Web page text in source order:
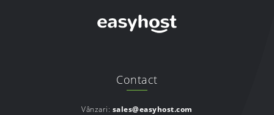
Contact
Vânzari: sales@easyhost.com